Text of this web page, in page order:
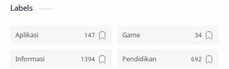
Labels
Aplikasi Game
Informasi Pendidikan